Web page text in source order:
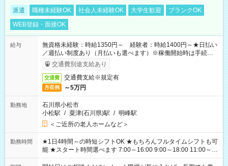
派遣 職種未経験OK 社会人未経験OK 大学生歓迎
ブランクOK
WEB登録・面接OK
給与
無資格未経験：時給1350円～ 経験者：時給1400円～★日払い
／週払い制度あり（月払いも選べます）※稼働開始時は手続き完
了次第のお支払いとなります。
交通費別途支給あり
交通費 交通費支給※規定有
月収例 ～5万円
勤務地
石川県小松市
小松駅 / 粟津(石川県)駅 / 明峰駅
＜ご近所の老人ホームなど＞
勤務時間
★1日4時間～の時短シフトOK ★もちろんフルタイムシフトも可
能 ★スタート時間選べます 7:00～16:00 9:00～18:00 11:00～
20:00 など 残業なし！ ※Wワークの場合、他のお仕事と合わせ